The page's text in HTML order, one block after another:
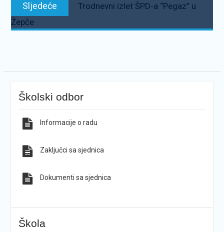
Sljedeće
Trodnevni izlet ŠPD-a “Pegaz” u
Žepče
Školski odbor
Informacije o radu
Zaključci sa sjednica
Dokumenti sa sjednica
Škola